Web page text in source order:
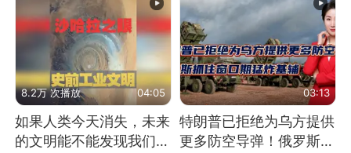
8.2万 次播放 04:05
如果人类今天消失，未来
的文明能不能发现我们存
03:13
特朗普已拒绝为乌方提供
更多防空导弹！俄罗斯抓